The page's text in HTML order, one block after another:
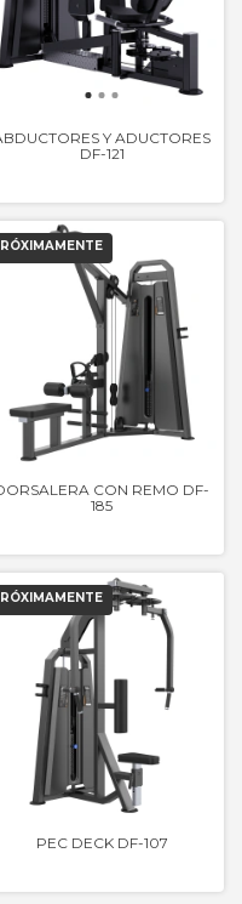
Y ADUCTORES
DF-121
CON REMO DF-
185
PEC DECK DF-107